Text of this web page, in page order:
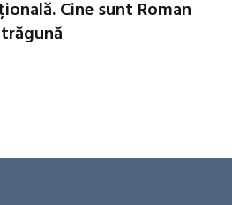
Cine sunt Roman